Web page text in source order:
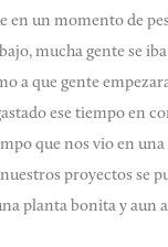
en un momento de
mucha gente se
a que gente
ese tiempo en
que nos vio en
proyectos se
planta bonita y